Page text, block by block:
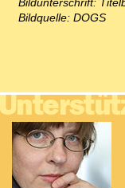
Bildunterschrift:
Bildquelle: DOGS